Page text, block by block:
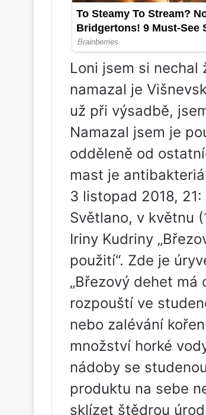
Loni jsem si nechal
namazal je
už při výsadbě,
Namazal jsem je
odděleně od
mast je
3 listopad 2018, 21:
Světlano, v květnu
Iriny Kudriny
použití“. Zde je
„Březový dehet
rozpouští ve
nebo zalévání
množství horké
nádoby se
produktu na sebe
sklízet štědrou